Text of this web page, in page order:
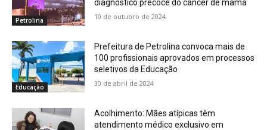
Petrolina
diagnóstico precoce do câncer de mama
10 de outubro de 2024
Educação
Prefeitura de Petrolina convoca mais de
100 profissionais aprovados em processos
seletivos da Educação
30 de abril de 2024
Acolhimento: Mães atípicas têm
atendimento médico exclusivo em